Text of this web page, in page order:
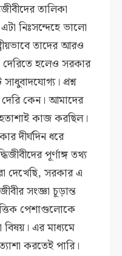
তালিকা
নিঃসন্দেহে ভালো
তাদের আরও
হলেও সরকার
প্রশ্ন
কেন। আমাদের
কাজ করছিল।
দীর্ঘদিন ধরে
পূর্ণাঙ্গ তথ্য
দেখেছি, সরকার এ
সংজ্ঞা চূড়ান্ত
পেশাগুলোকে
এর মাধ্যমে
করতেই পারি।